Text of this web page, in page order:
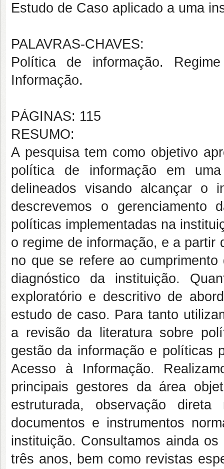
Estudo de Caso aplicado a uma
PALAVRAS-CHAVES:
Política de informação.
Informação.
PÁGINAS: 115
RESUMO:
A pesquisa tem como objetivo
política de informação em
delineados visando alcançar o
descrevemos o gerenciamento
políticas implementadas na
o regime de informação, e a
no que se refere ao
diagnóstico da instituição.
exploratório e descritivo de
estudo de caso. Para tanto
a revisão da literatura sobre
gestão da informação e políticas
Acesso à Informação.
principais gestores da área
estruturada, observação
documentos e instrumentos
instituição. Consultamos ainda
três anos, bem como revistas